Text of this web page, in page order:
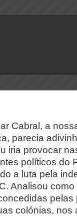
Cabral, a
parecia
iria provocar
políticos do
a luta pela
Analisou
pelas
colónias, nos